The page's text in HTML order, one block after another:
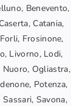
Benevento,
Catania,
Frosinone,
Livorno, Lodi,
Nuoro, Ogliastra,
Potenza,
Savona,